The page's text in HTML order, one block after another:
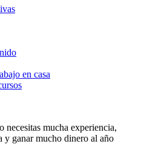
en casa
necesitas mucha experiencia,
y ganar mucho dinero al año